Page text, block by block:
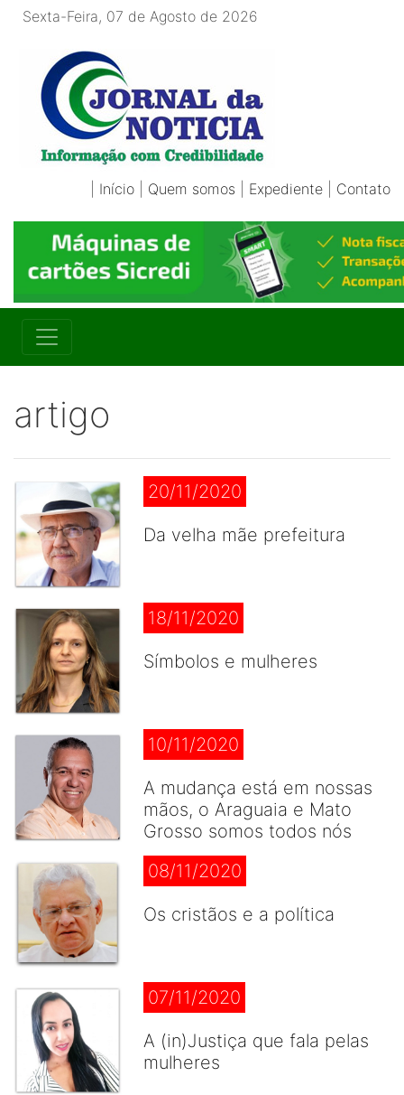
Sexta-Feira, 07 de Agosto de 2026
Início Quem somos Expediente Contato
artigo
20/11/2020
Da velha mãe prefeitura
18/11/2020
Símbolos e mulheres
10/11/2020
A mudança está em nossas
mãos, o Araguaia e Mato
Grosso somos todos nós
08/11/2020
Os cristãos e a política
07/11/2020
A (in)Justiça que fala pelas
mulheres